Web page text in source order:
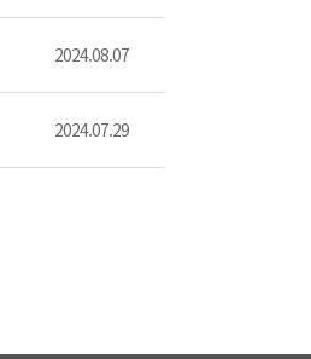
2024.08.07
2024.07.29